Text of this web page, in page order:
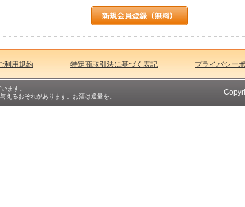
利用規約 特定商取引法に基づく表記 プライバシー
ます。
えるおそれがあります。お酒は適量を。